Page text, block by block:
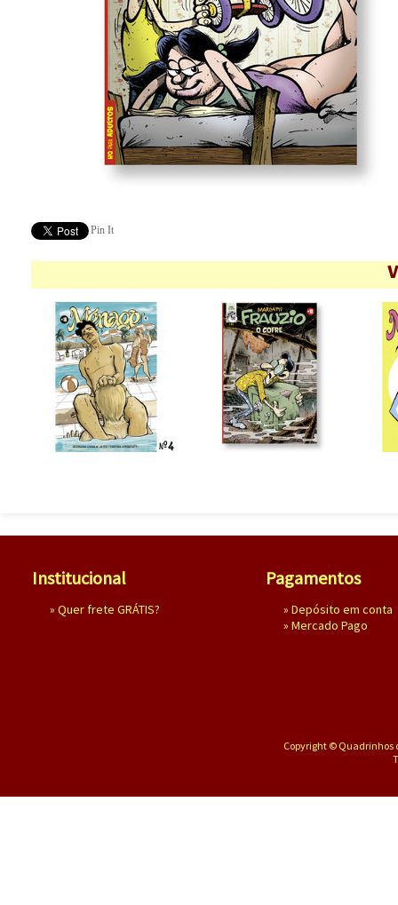
Pin It
Institucional
» Quer frete GRÁTIS?
Pagamentos
» Depósito em conta
» Mercado Pago
Copyright © Quadrinhos